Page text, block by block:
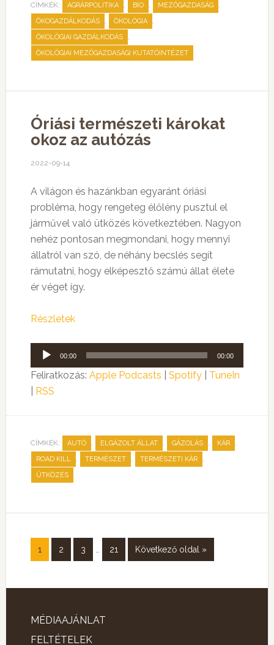
CÍMKÉK: AGRÁRPOLITIKA , BIO , MEZŐGAZDASÁG ,
ÖKOGAZDÁLKODÁS , ÖKOLÓGIA ,
ÖKOLÓGIAI GAZDÁLKODÁS ,
ÖKOLÓGIAI MEZŐGAZDASÁGI KUTATÓINTÉZET
Óriási természeti károkat
okoz az autózás
2022-09-14
A világon és hazánkban egyaránt óriási
probléma, hogy rengeteg élőlény pusztul el
járművel való ütközés következtében. Nagyon
nehéz pontosan megmondani, hogy mennyi
állatról van szó, de néhány becslés segít
rámutatni, hogy elképesztő számú állat élete
ér véget így.
Részletek
Audió
lejátszó
00:00 00:00
Feliratkozás: Apple Podcasts Spotify| TuneIn
RSS
CÍMKÉK: AUTÓ , ELGÁZOLT ÁLLAT , GÁZOLÁS , KÁR ,
ROAD KILL , TERMÉSZET , TERMÉSZETI KÁR ,
ÜTKÖZÉS
1 2 3 21 Következő oldal »
MÉDIAAJÁNLAT
FELTÉTELEK